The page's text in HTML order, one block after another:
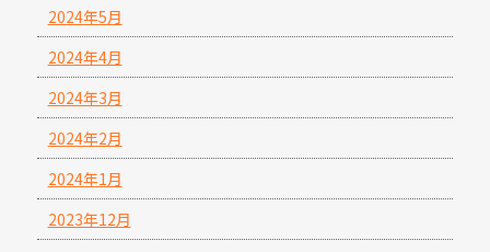
2024年5月
2024年4月
2024年3月
2024年2月
2024年1月
2023年12月